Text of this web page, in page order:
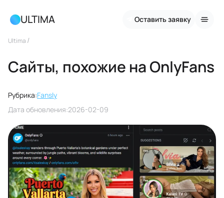
ULTIMA Оставить заявку
Ultima /
Сайты, похожие на OnlyFans
Рубрика:Fansly
Дата обновления:2026-02-09